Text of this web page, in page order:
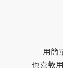
用簡
也喜歡